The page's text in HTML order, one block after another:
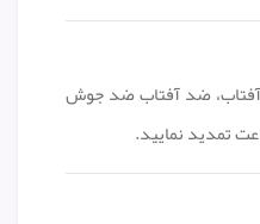
ضد آفتاب ضد جوش